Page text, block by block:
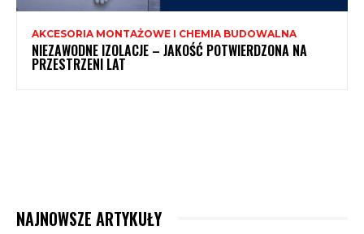
AKCESORIA MONTAŻOWE I CHEMIA BUDOWALNA
NIEZAWODNE IZOLACJE – JAKOŚĆ POTWIERDZONA NA
PRZESTRZENI LAT
NAJNOWSZE ARTYKUŁY